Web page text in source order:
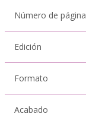
Número de
Edición
Formato
Acabado